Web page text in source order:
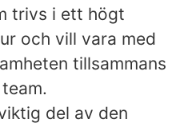
trivs i ett högt
och vill vara med
tillsammans
del av den